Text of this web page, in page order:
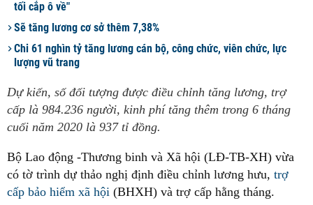
tối cắp ô về"
Sẽ tăng lương cơ sở thêm 7,38%
Chi 61 nghìn tỷ tăng lương cán bộ, công chức, viên chức, lực
lượng vũ trang
Dự kiến, số đối tượng được điều chỉnh tăng lương, trợ
cấp là 984.236 người, kinh phí tăng thêm trong 6 tháng
cuối năm 2020 là 937 tỉ đồng.
Bộ Lao động -Thương binh và Xã hội (LĐ-TB-XH) vừa
có tờ trình dự thảo nghị định điều chỉnh lương hưu, trợ
cấp bảo hiểm xã hội (BHXH) và trợ cấp hằng tháng.